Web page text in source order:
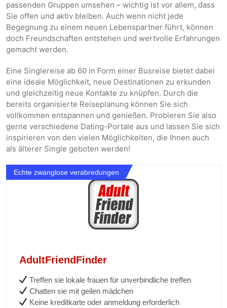
passenden Gruppen umsehen – wichtig ist vor allem, dass
Sie offen und aktiv bleiben. Auch wenn nicht jede
Begegnung zu einem neuen Lebenspartner führt, können
doch Freundschaften entstehen und wertvolle Erfahrungen
gemacht werden.
Eine Singlereise ab 60 in Form einer Busreise bietet dabei
eine ideale Möglichkeit, neue Destinationen zu erkunden
und gleichzeitig neue Kontakte zu knüpfen. Durch die
bereits organisierte Reiseplanung können Sie sich
vollkommen entspannen und genießen. Probieren Sie also
gerne verschiedene Dating-Portale aus und lassen Sie sich
inspirieren von den vielen Möglichkeiten, die Ihnen auch
als älterer Single geboten werden!
Echte zwanglose verabredungen
AdultFriendFinder
Treffen sie lokale frauen für unverbindliche treffen
Chatten sie mit geilen mädchen
Keine kreditkarte oder anmeldung erforderlich